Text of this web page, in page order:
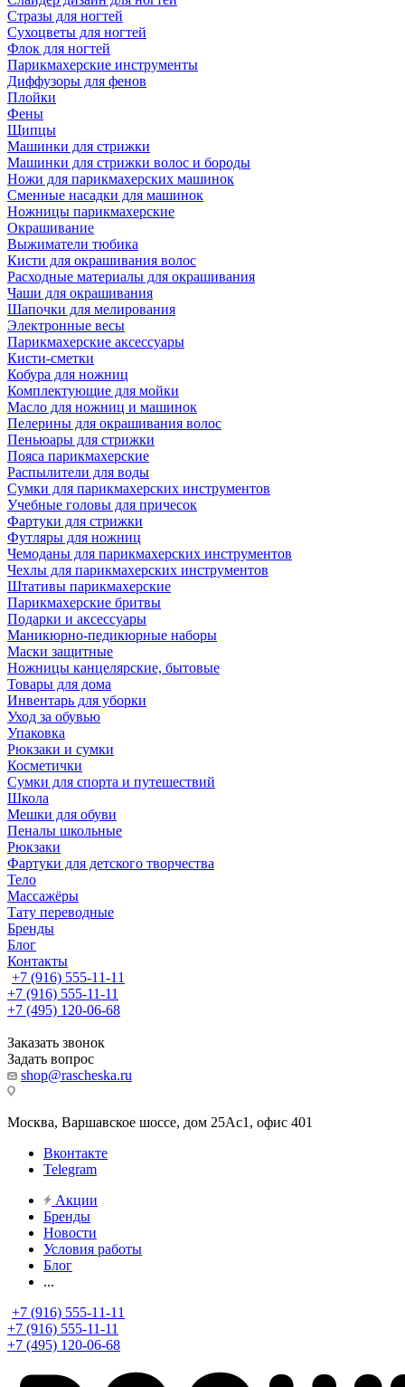
Стразы для ногтей
Сухоцветы для ногтей
Флок для ногтей
Парикмахерские инструменты
Диффузоры для фенов
Плойки
Фены
Щипцы
Машинки для стрижки
Машинки для стрижки волос и бороды
Ножи для парикмахерских машинок
Сменные насадки для машинок
Ножницы парикмахерские
Окрашивание
Выжиматели тюбика
Кисти для окрашивания волос
Расходные материалы для окрашивания
Чаши для окрашивания
Шапочки для мелирования
Электронные весы
Парикмахерские аксессуары
Кисти-сметки
Кобура для ножниц
Комплектующие для мойки
Масло для ножниц и машинок
Пелерины для окрашивания волос
Пеньюары для стрижки
Пояса парикмахерские
Распылители для воды
Сумки для парикмахерских инструментов
Учебные головы для причесок
Фартуки для стрижки
Футляры для ножниц
Чемоданы для парикмахерских инструментов
Чехлы для парикмахерских инструментов
Штативы парикмахерские
Парикмахерские бритвы
Подарки и аксессуары
Маникюрно-педикюрные наборы
Маски защитные
Ножницы канцелярские, бытовые
Товары для дома
Инвентарь для уборки
Уход за обувью
Упаковка
Рюкзаки и сумки
Косметички
Сумки для спорта и путешествий
Школа
Мешки для обуви
Пеналы школьные
Рюкзаки
Фартуки для детского творчества
Тело
Массажёры
Тату переводные
Бренды
Блог
Контакты
+7 (916) 555-11-11
+7 (916) 555-11-11
+7 (495) 120-06-68
Заказать звонок
Задать вопрос
shop@rascheska.ru
Москва, Варшавское шоссе, дом 25Аc1, офис 401
Вконтакте
Telegram
Акции
Бренды
Новости
Условия работы
Блог
...
+7 (916) 555-11-11
+7 (916) 555-11-11
+7 (495) 120-06-68